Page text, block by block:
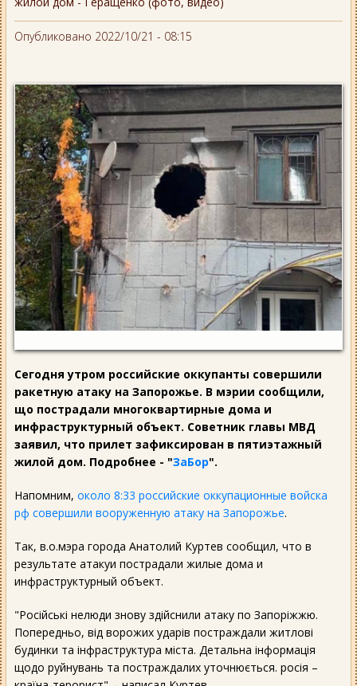
Опубликовано 2022/10/21 - 08:15
Сегодня утром российские оккупанты совершили
ракетную атаку на Запорожье. В мэрии сообщили,
що пострадали многоквартирные дома и
инфраструктурный объект. Советник главы МВД
заявил, что прилет зафиксирован в пятиэтажный
жилой дом. Подробнее - "ЗаБор".
Напомним, около 8:33 российские оккупационные войска
рф совершили вооруженную атаку на Запорожье.
Так, в.о.мэра города Анатолий Куртев сообщил, что в
результате атакуи пострадали жилые дома и
инфраструктурный объект.
"Російські нелюди знову здійснили атаку по Запоріжжю.
Попередньо, від ворожих ударів постраждали житлові
будинки та інфраструктура міста. Детальна інформація
щодо руйнувань та постраждалих уточнюється. росія –